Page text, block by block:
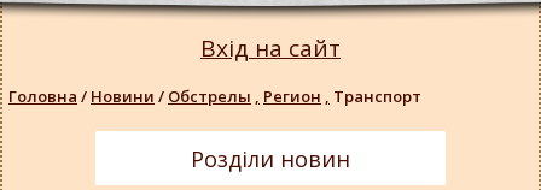
Вхід на сайт
Головна / Новини / Обстрелы , Регион , Транспорт
Розділи новин